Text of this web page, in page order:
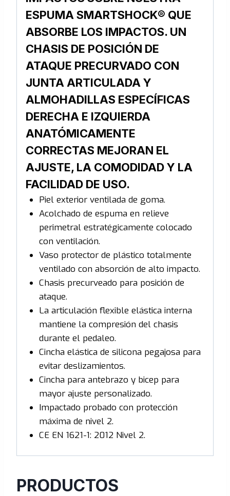
ESPUMA SMARTSHOCK® QUE
ABSORBE LOS IMPACTOS. UN
CHASIS DE POSICIÓN DE
ATAQUE PRECURVADO CON
JUNTA ARTICULADA Y
ALMOHADILLAS ESPECÍFICAS
DERECHA E IZQUIERDA
ANATÓMICAMENTE
CORRECTAS MEJORAN EL
AJUSTE, LA COMODIDAD Y LA
FACILIDAD DE USO.
Piel exterior ventilada de goma.
Acolchado de espuma en relieve
perimetral estratégicamente colocado
con ventilación.
Vaso protector de plástico totalmente
ventilado con absorción de alto impacto.
Chasis precurveado para posición de
ataque.
La articulación flexible elástica interna
mantiene la compresión del chasis
durante el pedaleo.
Cincha elástica de silicona pegajosa para
evitar deslizamientos.
Cincha para antebrazo y bicep para
mayor ajuste personalizado.
Impactado probado con protección
máxima de nivel 2.
CE EN 1621-1: 2012 Nivel 2.
PRODUCTOS